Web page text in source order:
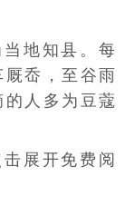
地知县。每
厩岙，至谷雨
的人多为豆蔻
展开免费阅